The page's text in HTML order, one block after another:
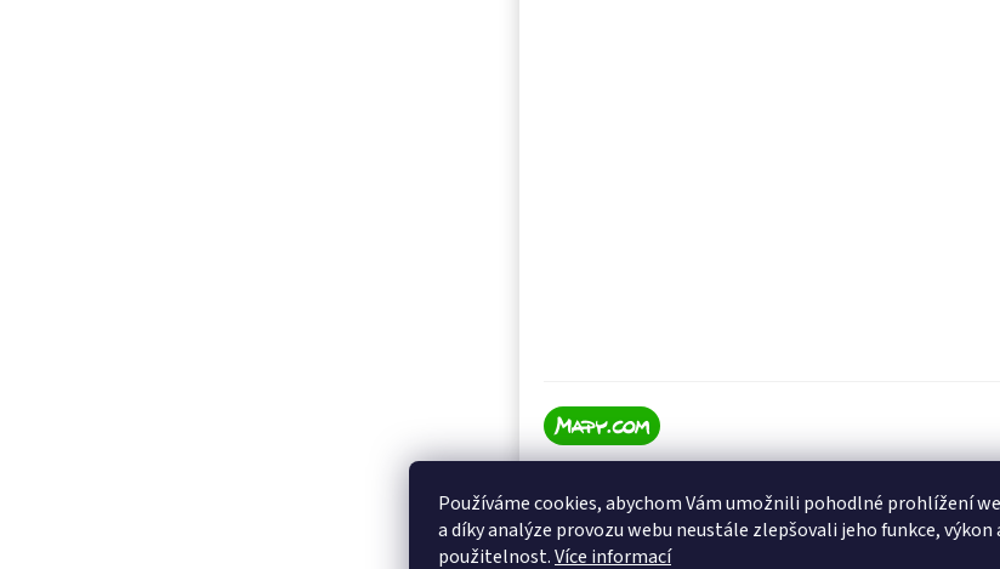
Používáme cookies, abychom Vám umožnili pohodlné prohlížení
a díky analýze provozu webu neustále zlepšovali jeho funkce, výkon
použitelnost.Více informací